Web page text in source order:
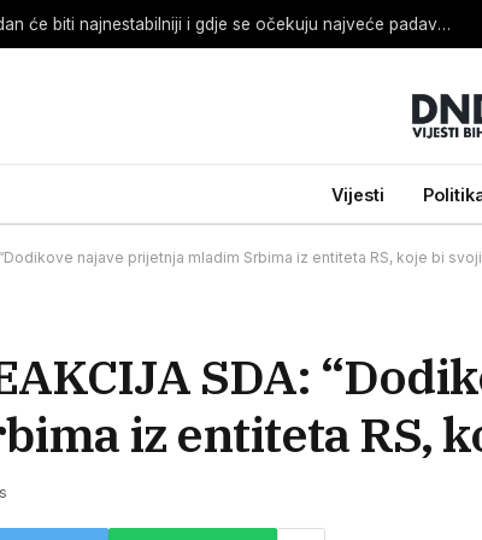
Sladić otkrio koji dan će biti najnestabilniji i gdje se očekuju najveće padavine
Vijesti
“Dodikove najave prijetnja mladim Srbima iz entiteta RS, koje bi
SDA:
iz entiteta RS,